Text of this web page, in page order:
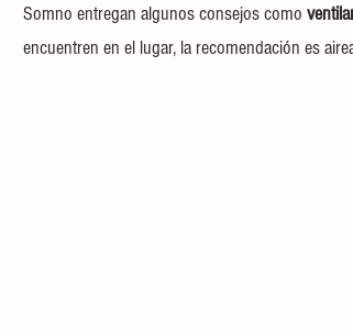
Somno entregan algunos consejos como
encuentren en el lugar, la recomendación es